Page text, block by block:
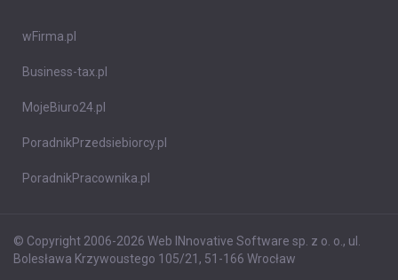
wFirma.pl
Business-tax.pl
MojeBiuro24.pl
PoradnikPrzedsiebiorcy.pl
PoradnikPracownika.pl
© Copyright 2006-2026 Web INnovative Software sp. z o. o., ul.
Bolesława Krzywoustego 105/21, 51-166 Wrocław